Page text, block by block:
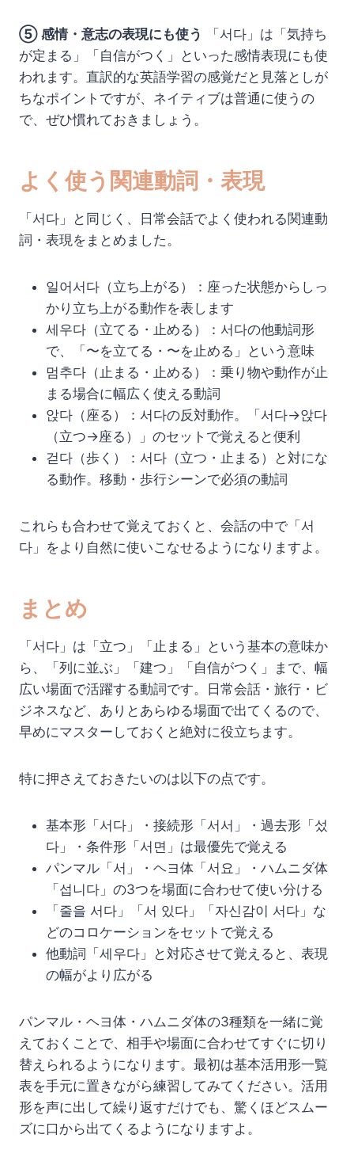
⑤ 感情・意志の表現にも使う
「서다」は「気持ち
が定まる」「自信がつく」といった感情表現にも使
われます。直訳的な英語学習の感覚だと見落としが
ちなポイントですが、ネイティブは普通に使うの
で、ぜひ慣れておきましょう。
よく使う関連動詞・表現
「서다」と同じく、日常会話でよく使われる関連動
詞・表現をまとめました。
일어서다（立ち上がる）：座った状態からしっ
かり立ち上がる動作を表します
세우다（立てる・止める）：서다の他動詞形
で、「〜を立てる・〜を止める」という意味
멈추다（止まる・止める）：乗り物や動作が止
まる場合に幅広く使える動詞
앉다（座る）：서다の反対動作。「서다→앉다
（立つ→座る）」のセットで覚えると便利
걷다（歩く）：서다（立つ・止まる）と対にな
る動作。移動・歩行シーンで必須の動詞
これらも合わせて覚えておくと、会話の中で「서
다」をより自然に使いこなせるようになりますよ。
まとめ
「서다」は「立つ」「止まる」という基本の意味か
ら、「列に並ぶ」「建つ」「自信がつく」まで、幅
広い場面で活躍する動詞です。日常会話・旅行・ビ
ジネスなど、ありとあらゆる場面で出てくるので、
早めにマスターしておくと絶対に役立ちます。
特に押さえておきたいのは以下の点です。
基本形「서다」・接続形「서서」・過去形「섰
다」・条件形「서면」は最優先で覚える
パンマル「서」・ヘヨ体「서요」・ハムニダ体
「섭니다」の3つを場面に合わせて使い分ける
「줄을 서다」「서 있다」「자신감이 서다」な
どのコロケーションをセットで覚える
他動詞「세우다」と対応させて覚えると、表現
の幅がより広がる
パンマル・ヘヨ体・ハムニダ体の3種類を一緒に覚
えておくことで、相手や場面に合わせてすぐに切り
替えられるようになります。最初は基本活用形一覧
表を手元に置きながら練習してみてください。活用
形を声に出して繰り返すだけでも、驚くほどスムー
ズに口から出てくるようになりますよ。